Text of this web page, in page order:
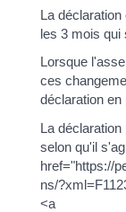
La
les 3 mois qui
Lorsque
ces
déclaration en
La
selon qu'il
href="https://
ns/
<a